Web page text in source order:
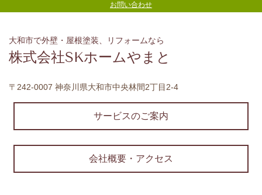
お問い合わせ
大和市で外壁・屋根塗装、リフォームなら
株式会社SKホームやまと
〒242-0007 神奈川県大和市中央林間2丁目2-4
サービスのご案内
会社概要・アクセス